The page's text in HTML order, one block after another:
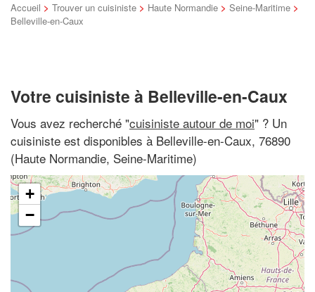
Accueil > Trouver un cuisiniste > Haute Normandie > Seine-Maritime >
Belleville-en-Caux
Votre cuisiniste à Belleville-en-Caux
Vous avez recherché "cuisiniste autour de moi" ? Un
cuisiniste est disponibles à Belleville-en-Caux, 76890
(Haute Normandie, Seine-Maritime)
+
−